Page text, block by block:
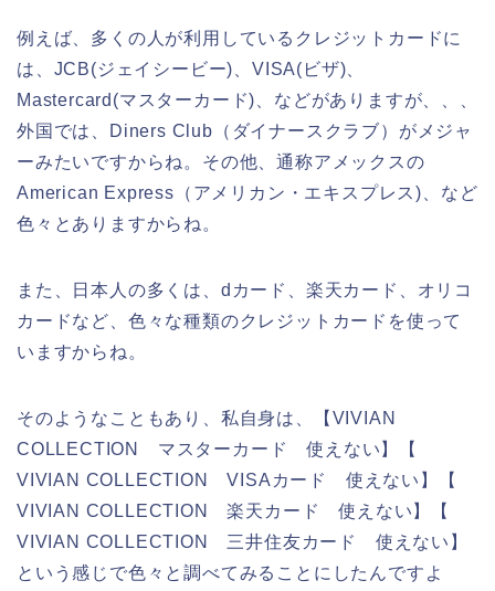
例えば、多くの人が利用しているクレジットカードに
は、JCB(ジェイシービー)、VISA(ビザ)、
Mastercard(マスターカード)、などがありますが、、、
外国では、Diners Club（ダイナースクラブ）がメジャ
ーみたいですからね。その他、通称アメックスの
American Express（アメリカン・エキスプレス)、など
色々とありますからね。
また、日本人の多くは、dカード、楽天カード、オリコ
カードなど、色々な種類のクレジットカードを使って
いますからね。
そのようなこともあり、私自身は、【VIVIAN
COLLECTION マスターカード 使えない】【
VIVIAN COLLECTION VISAカード 使えない】【
VIVIAN COLLECTION 楽天カード 使えない】【
VIVIAN COLLECTION 三井住友カード 使えない】
という感じで色々と調べてみることにしたんですよ